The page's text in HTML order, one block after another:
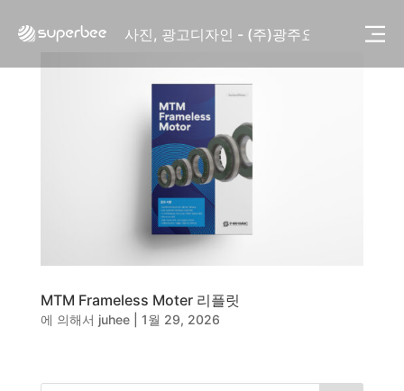
사진, 광고디자인 - (주)광주요
동영상, CI - 카피어랜드㈜
동영상, 홈페이지 - (주)분독
동영상, 카탈로그 - 피자마루
웹사이트 - 백조씽크
사진, 광고디자인 - 중외제약
패키지, 디자인 - 고려은단
동영상 - (주)듀오백
동영상 - ㈜고피자
동영상 - 모모스커피㈜
동영상 - 삼양홀딩스
동영상 - 킷캣
웹사이트 - (주)세스코
MTM Frameless Moter 리플릿
에 의해서 juhee| 1월 29, 2026